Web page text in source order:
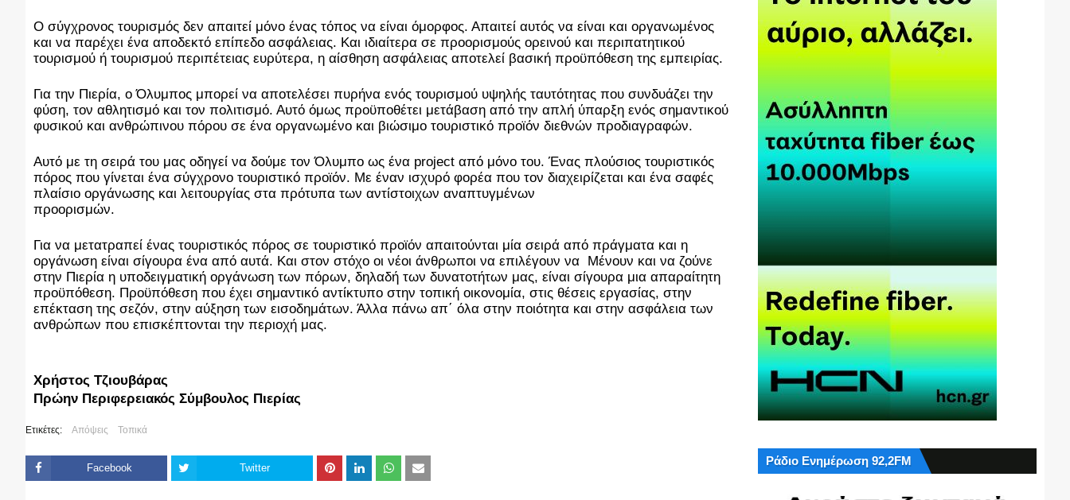
Ο σύγχρονος τουρισμός δεν απαιτεί μόνο ένας τόπος να είναι όμορφος. Απαιτεί αυτός να είναι και οργανωμένος
και να παρέχει ένα αποδεκτό επίπεδο ασφάλειας. Και ιδιαίτερα σε προορισμούς ορεινού και περιπατητικού
τουρισμού ή τουρισμού περιπέτειας ευρύτερα, η αίσθηση ασφάλειας αποτελεί βασική προϋπόθεση της εμπειρίας.
Για την Πιερία, ο Όλυμπος μπορεί να αποτελέσει πυρήνα ενός τουρισμού υψηλής ταυτότητας που συνδυάζει την
φύση, τον αθλητισμό και τον πολιτισμό. Αυτό όμως προϋποθέτει μετάβαση από την απλή ύπαρξη ενός σημαντικού
φυσικού και ανθρώπινου πόρου σε ένα οργανωμένο και βιώσιμο τουριστικό προϊόν διεθνών προδιαγραφών.
Αυτό με τη σειρά του μας οδηγεί να δούμε τον Όλυμπο ως ένα project από μόνο του. Ένας πλούσιος τουριστικός
πόρος που γίνεται ένα σύγχρονο τουριστικό προϊόν. Με έναν ισχυρό φορέα που τον διαχειρίζεται και ένα σαφές
πλαίσιο οργάνωσης και λειτουργίας στα πρότυπα των αντίστοιχων αναπτυγμένων
προορισμών.
Για να μετατραπεί ένας τουριστικός πόρος σε τουριστικό προϊόν απαιτούνται μία σειρά από πράγματα και η
οργάνωση είναι σίγουρα ένα από αυτά. Και στον στόχο οι νέοι άνθρωποι να επιλέγουν να  Μένουν και να ζούνε
στην Πιερία η υποδειγματική οργάνωση των πόρων, δηλαδή των δυνατοτήτων μας, είναι σίγουρα μια απαραίτητη
προϋπόθεση. Προϋπόθεση που έχει σημαντικό αντίκτυπο στην τοπική οικονομία, στις θέσεις εργασίας, στην
επέκταση της σεζόν, στην αύξηση των εισοδημάτων. Άλλα πάνω απ΄ όλα στην ποιότητα και στην ασφάλεια των
ανθρώπων που επισκέπτονται την περιοχή μας.
Χρήστος Τζιουβάρας
Πρώην Περιφερειακός Σύμβουλος Πιερίας
Ετικέτες: Απόψεις Τοπικά
Facebook Twitter
Ράδιο Ενημέρωση 92,2FM